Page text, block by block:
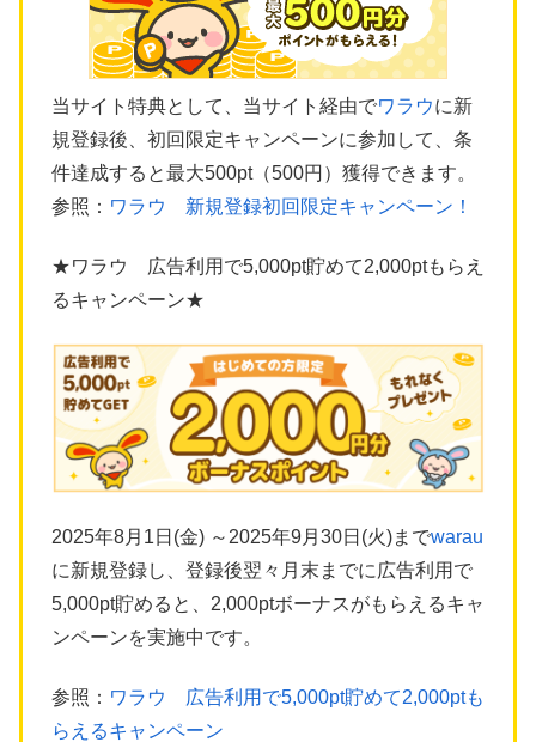
当サイト特典として、当サイト経由でワラウに新
規登録後、初回限定キャンペーンに参加して、条
件達成すると最大500pt（500円）獲得できます。
参照： ワラウ 新規登録初回限定キャンペーン！
★ワラウ 広告利用で5,000pt貯めて2,000ptもらえ
るキャンペーン★
2025年8月1日(金) ～2025年9月30日(火)までwarau
に新規登録し、登録後翌々月末までに広告利用で
5,000pt貯めると、2,000ptボーナスがもらえるキャ
ンペーンを実施中です。
参照： ワラウ 広告利用で5,000pt貯めて2,000ptも
らえるキャンペーン